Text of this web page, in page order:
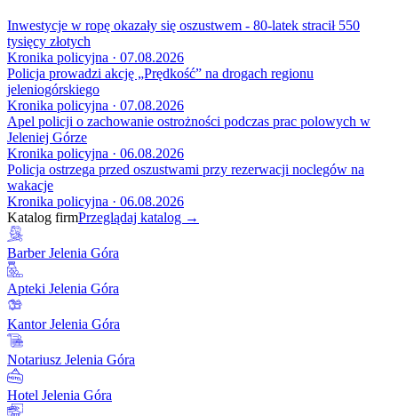
Inwestycje w ropę okazały się oszustwem - 80-latek stracił 550
tysięcy złotych
Kronika policyjna · 07.08.2026
Policja prowadzi akcję „Prędkość” na drogach regionu
jeleniogórskiego
Kronika policyjna · 07.08.2026
Apel policji o zachowanie ostrożności podczas prac polowych w
Jeleniej Górze
Kronika policyjna · 06.08.2026
Policja ostrzega przed oszustwami przy rezerwacji noclegów na
wakacje
Kronika policyjna · 06.08.2026
Katalog firmPrzeglądaj katalog →
Barber Jelenia Góra
Apteki Jelenia Góra
Kantor Jelenia Góra
Notariusz Jelenia Góra
Hotel Jelenia Góra